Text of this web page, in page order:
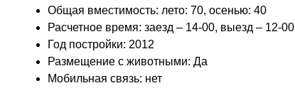
Общая вместимость: лето: 70, осенью: 40
Расчетное время: заезд – 14-00, выезд – 12-00
Год постройки: 2012
Размещение с животными: Да
Мобильная связь: нет